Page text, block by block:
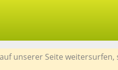
unserer Seite